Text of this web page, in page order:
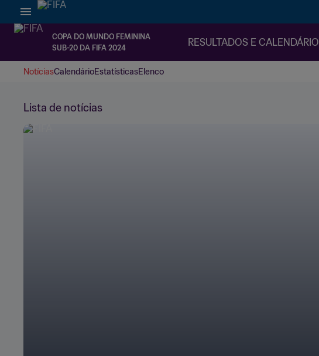
COPA DO MUNDO FEMININA
SUB-20 DA FIFA 2024
RESULTADOS E CALENDÁRIO
NotíciasCalendárioEstatísticasElenco
Lista de notícias